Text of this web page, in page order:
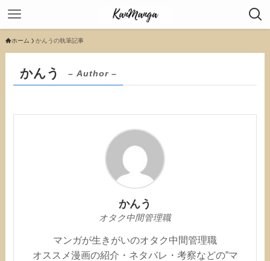
ホーム かんうの執筆記事
かんう – Author –
かんう
オタク中間管理職
マンガが生きがいのオタク中間管理職
オススメ漫画の紹介・ネタバレ・考察などの”マ